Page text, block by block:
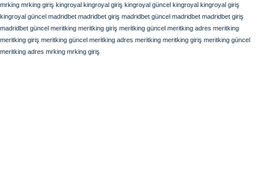
mrking mrking giriş kingroyal kingroyal giriş kingroyal güncel kingroyal kingroyal giriş
kingroyal güncel madridbet madridbet giriş madridbet güncel madridbet madridbet giriş
madridbet güncel meritking meritking giriş meritking güncel meritking adres meritking
meritking giriş meritking güncel meritking adres meritking meritking giriş meritking güncel
meritking adres mrking mrking giriş